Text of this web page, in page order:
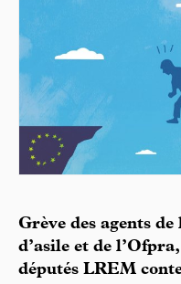
Grève des agents
d’asile et de
députés LREM